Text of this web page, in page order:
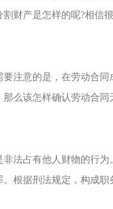
财产是怎样的呢?相信
注意的是，在劳动合
么该怎样确认劳动合同
法占有他人财物的行
根据刑法规定，构成职